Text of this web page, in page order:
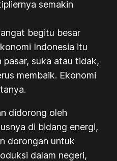
semakin
begitu besar
Indonesia itu
pasar, suka atau tidak,
membaik. Ekonomi
didorong oleh
di bidang energi,
dorongan untuk
dalam negeri,